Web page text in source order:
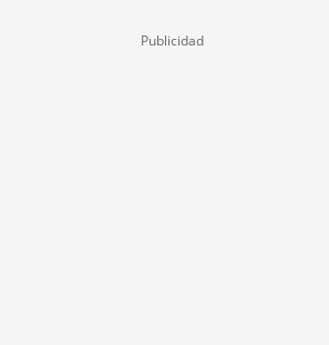
Publicidad